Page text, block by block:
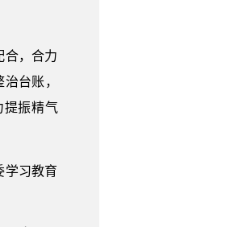
合，合力
台账，
提振精气
学习教育